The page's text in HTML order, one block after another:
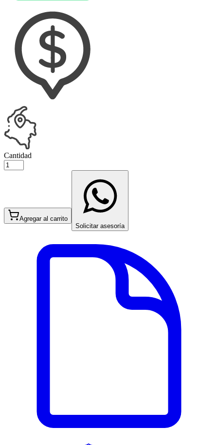
Cantidad
Agregar al carrito
Solicitar asesoría